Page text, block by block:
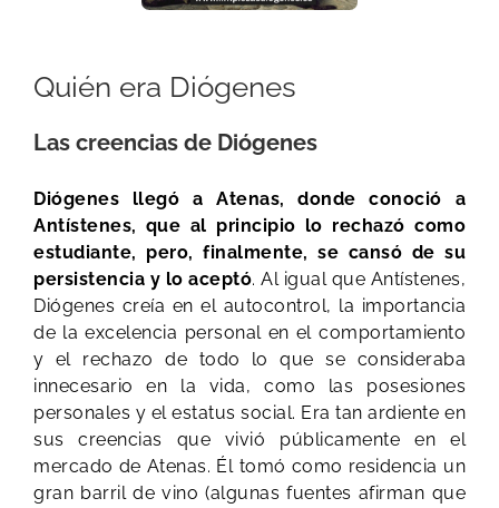
Quién era Diógenes
Las creencias de Diógenes
Diógenes llegó a Atenas, donde conoció a
Antístenes, que al principio lo rechazó como
estudiante, pero, finalmente, se cansó de su
persistencia y lo aceptó. Al igual que Antístenes,
Diógenes creía en el autocontrol, la importancia
de la excelencia personal en el comportamiento
y el rechazo de todo lo que se consideraba
innecesario en la vida, como las posesiones
personales y el estatus social. Era tan ardiente en
sus creencias que vivió públicamente en el
mercado de Atenas. Él tomó como residencia un
gran barril de vino (algunas fuentes afirman que